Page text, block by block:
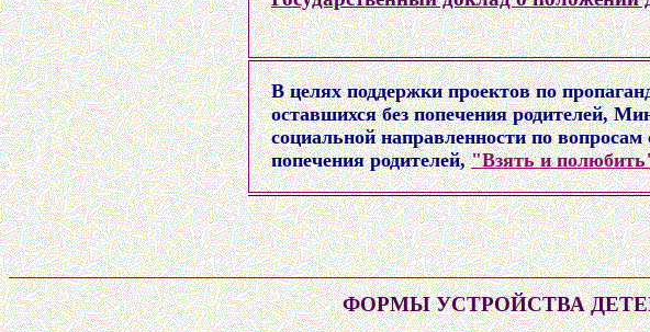
В целях поддержки проектов по
оставшихся без попечения родителей,
социальной направленности по вопросам
попечения родителей,"Взять и
ФОРМЫ УСТРОЙСТВА